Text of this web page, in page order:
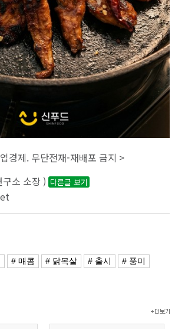
경제. 무단전재-재배포 금지 >
소 소장 ) 다른글 보기
# 매콤 # 닭목살 # 출시
# 풍미